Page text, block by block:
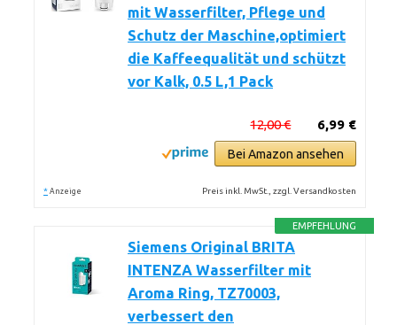
mit Wasserfilter, Pflege und
Schutz der Maschine,optimiert
die Kaffeequalität und schützt
vor Kalk, 0.5 L,1 Pack
6,99 €
12,00 €
Bei Amazon ansehen
* Anzeige Preis inkl. MwSt., zzgl. Versandkosten
EMPFEHLUNG
Siemens Original BRITA
INTENZA Wasserfilter mit
Aroma Ring, TZ70003,
verbessert den